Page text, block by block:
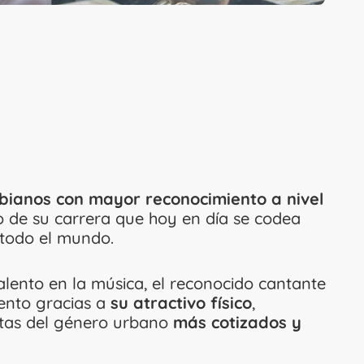
con mayor reconocimiento a nivel
su carrera que hoy en día se codea
el mundo.
en la música, el reconocido cantante
gracias a su atractivo físico,
del género urbano más cotizados y